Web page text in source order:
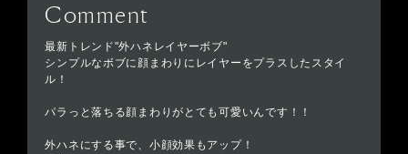
Comment
最新トレンド"外ハネレイヤーボブ"
シンプルなボブに顔まわりにレイヤーをプラスしたスタイ
ル！
パラっと落ちる顔まわりがとても可愛いんです！！
外ハネにする事で、小顔効果もアップ！